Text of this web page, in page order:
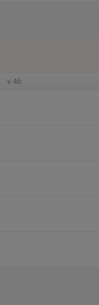
v.46